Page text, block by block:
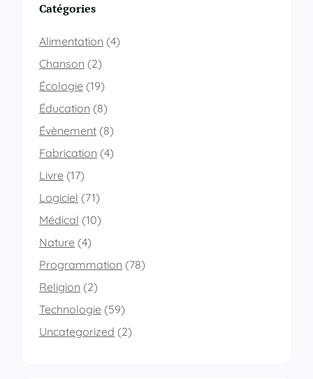
Catégories
Alimentation (4)
Chanson (2)
Écologie (19)
Éducation (8)
Évènement (8)
Fabrication (4)
Livre (17)
Logiciel (71)
Médical (10)
Nature (4)
Programmation (78)
Religion (2)
Technologie (59)
Uncategorized (2)